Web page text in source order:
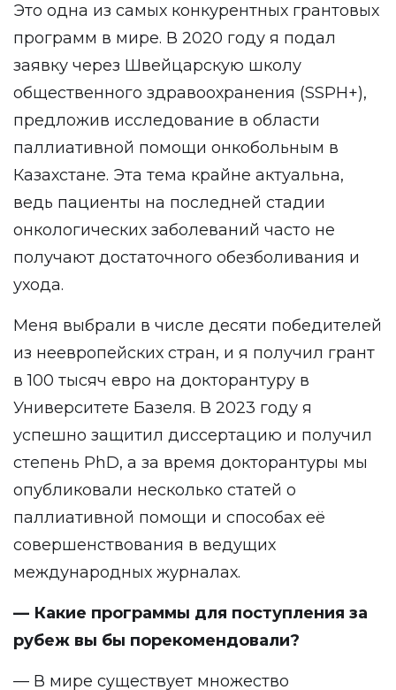
Это одна из самых конкурентных грантовых
программ в мире. В 2020 году я подал
заявку через Швейцарскую школу
общественного здравоохранения (SSPH+),
предложив исследование в области
паллиативной помощи онкобольным в
Казахстане. Эта тема крайне актуальна,
ведь пациенты на последней стадии
онкологических заболеваний часто не
получают достаточного обезболивания и
ухода.
Меня выбрали в числе десяти победителей
из неевропейских стран, и я получил грант
в 100 тысяч евро на докторантуру в
Университете Базеля. В 2023 году я
успешно защитил диссертацию и получил
степень PhD, а за время докторантуры мы
опубликовали несколько статей о
паллиативной помощи и способах её
совершенствования в ведущих
международных журналах.
— Какие программы для поступления за
рубеж вы бы порекомендовали?
— В мире существует множество